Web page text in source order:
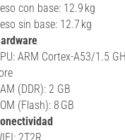
con base: 12.9 kg
sin base: 12.7 kg
ARM Cortex-A53/1.5
(DDR): 2 GB
(Flash): 8 GB
2T2R